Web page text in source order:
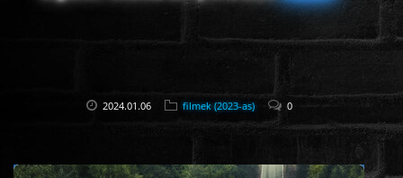
2024.01.06 filmek (2023-as) 0